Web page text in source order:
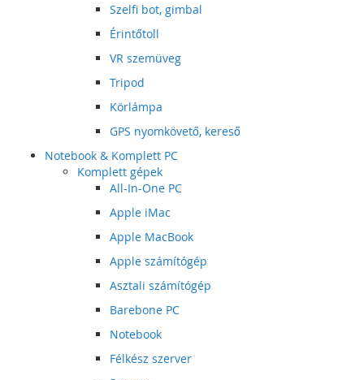
Szelfi bot, gimbal
Érintőtoll
VR szemüveg
Tripod
Körlámpa
GPS nyomkövető, kereső
Notebook & Komplett PC
Komplett gépek
All-In-One PC
Apple iMac
Apple MacBook
Apple számítógép
Asztali számítógép
Barebone PC
Notebook
Félkész szerver